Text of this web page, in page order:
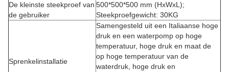
De kleinste steekproef van
de gebruiker
500*500*500 mm (HxWxL);
Steekproefgewicht: 30KG
Sprenkelinstallatie
Samengesteld uit een Italiaanse hoge
druk en een waterpomp op hoge
temperatuur, hoge druk en maat de
op hoge temperatuur van de
waterdruk, hoge druk en